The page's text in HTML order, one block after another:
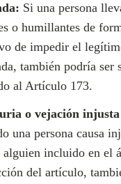
Si una persona
o humillantes de
de impedir el
también podría ser
al Artículo 173.
o vejación injusta
una persona causa
alguien incluido en el
del artículo,